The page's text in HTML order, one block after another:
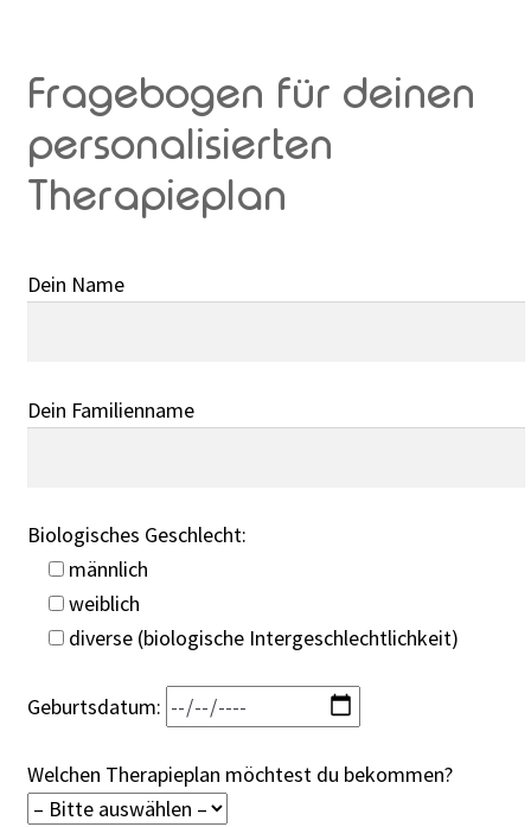
Fragebogen für deinen
personalisierten
Therapieplan
Dein Name
Dein Familienname
Biologisches Geschlecht:
männlich
weiblich
diverse (biologische Intergeschlechtlichkeit)
Geburtsdatum:
Welchen Therapieplan möchtest du bekommen?